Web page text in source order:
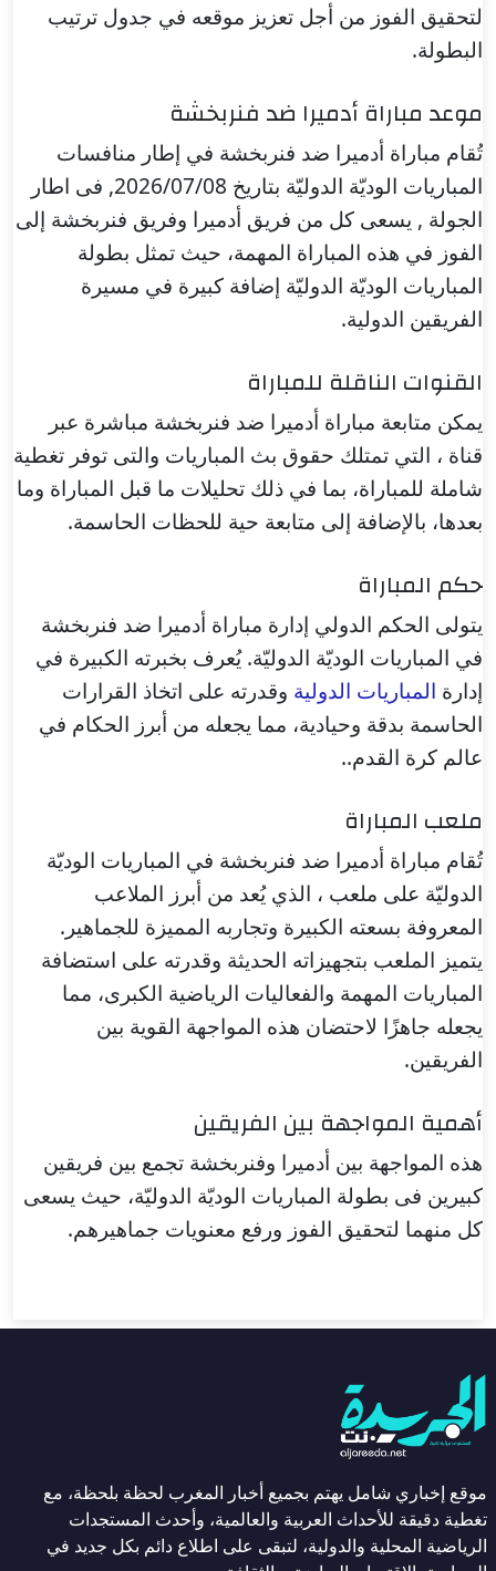
لتحقيق الفوز من أجل تعزيز موقعه في جدول ترتيب
البطولة.
موعد مباراة أدميرا ضد فنربخشة
تُقام مباراة أدميرا ضد فنربخشة في إطار منافسات
المباريات الوديّة الدوليّة بتاريخ 2026/07/08, فى اطار
الجولة , يسعى كل من فريق أدميرا وفريق فنربخشة إلى
الفوز في هذه المباراة المهمة، حيث تمثل بطولة
المباريات الوديّة الدوليّة إضافة كبيرة في مسيرة
الفريقين الدولية.
القنوات الناقلة للمباراة
يمكن متابعة مباراة أدميرا ضد فنربخشة مباشرة عبر
قناة ، التي تمتلك حقوق بث المباريات والتى توفر تغطية
شاملة للمباراة، بما في ذلك تحليلات ما قبل المباراة وما
بعدها، بالإضافة إلى متابعة حية للحظات الحاسمة.
حكم المباراة
يتولى الحكم الدولي إدارة مباراة أدميرا ضد فنربخشة
في المباريات الوديّة الدوليّة. يُعرف بخبرته الكبيرة في
إدارة المباريات الدولية وقدرته على اتخاذ القرارات
الحاسمة بدقة وحيادية، مما يجعله من أبرز الحكام في
عالم كرة القدم..
ملعب المباراة
تُقام مباراة أدميرا ضد فنربخشة في المباريات الوديّة
الدوليّة على ملعب ، الذي يُعد من أبرز الملاعب
المعروفة بسعته الكبيرة وتجاربه المميزة للجماهير.
يتميز الملعب بتجهيزاته الحديثة وقدرته على استضافة
المباريات المهمة والفعاليات الرياضية الكبرى، مما
يجعله جاهزًا لاحتضان هذه المواجهة القوية بين
الفريقين.
أهمية المواجهة بين الفريقين
هذه المواجهة بين أدميرا وفنربخشة تجمع بين فريقين
كبيرين فى بطولة المباريات الوديّة الدوليّة، حيث يسعى
كل منهما لتحقيق الفوز ورفع معنويات جماهيرهم.
موقع إخباري شامل يهتم بجميع أخبار المغرب لحظة بلحظة، مع
تغطية دقيقة للأحداث العربية والعالمية، وأحدث المستجدات
الرياضية المحلية والدولية، لتبقى على اطلاع دائم بكل جديد في